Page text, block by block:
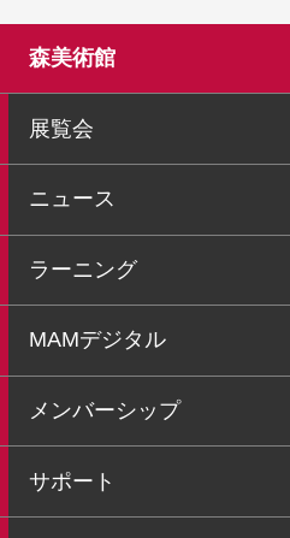
森美術館
展覧会
ニュース
ラーニング
MAMデジタル
メンバーシップ
サポート